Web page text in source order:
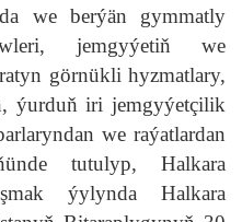
we berýän gymmatly
jemgyýetiň we
görnükli hyzmatlary,
ýurduň iri jemgyýetçilik
we raýatlardan
tutulyp, Halkara
ýylynda Halkara